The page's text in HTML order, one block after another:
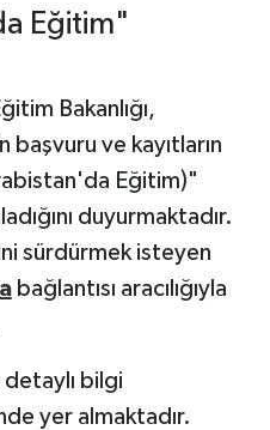
Eğitim"
Bakanlığı,
başvuru ve kayıtların
Eğitim)"
duyurmaktadır.
sürdürmek isteyen
bağlantısı aracılığıyla
detaylı bilgi
yer almaktadır.